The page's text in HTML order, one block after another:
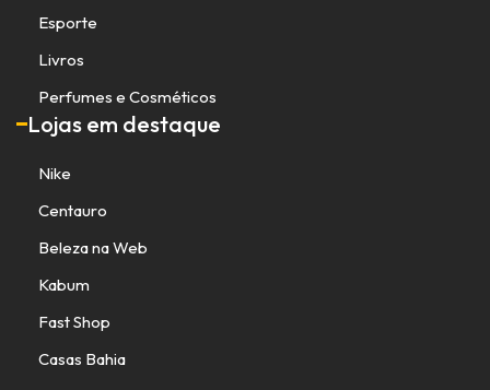
Esporte
Livros
Perfumes e Cosméticos
Lojas em destaque
Nike
Centauro
Beleza na Web
Kabum
Fast Shop
Casas Bahia